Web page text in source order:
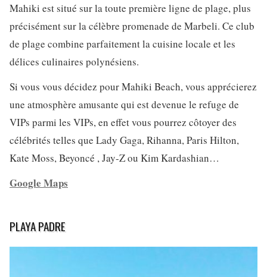
Mahiki est situé sur la toute première ligne de plage, plus
précisément sur la célèbre promenade de Marbeli. Ce club
de plage combine parfaitement la cuisine locale et les
délices culinaires polynésiens.
Si vous vous décidez pour Mahiki Beach, vous apprécierez
une atmosphère amusante qui est devenue le refuge de
VIPs parmi les VIPs, en effet vous pourrez côtoyer des
célébrités telles que Lady Gaga, Rihanna, Paris Hilton,
Kate Moss, Beyoncé , Jay-Z ou Kim Kardashian…
Google Maps
PLAYA PADRE